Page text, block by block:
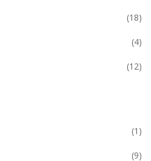
(18)
(4)
(12)
(1)
(9)